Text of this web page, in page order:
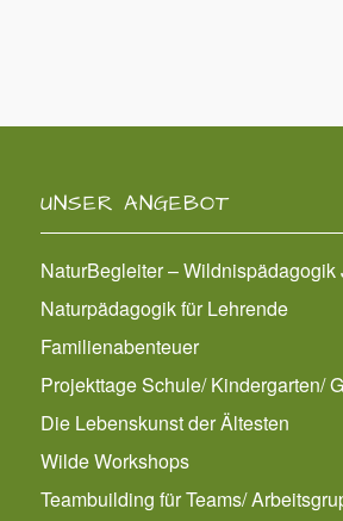
UNSER ANGEBOT
NaturBegleiter – Wildnispädagogik
Naturpädagogik für Lehrende
Familienabenteuer
Projekttage Schule/ Kindergarten/
Die Lebenskunst der Ältesten
Wilde Workshops
Teambuilding für Teams/